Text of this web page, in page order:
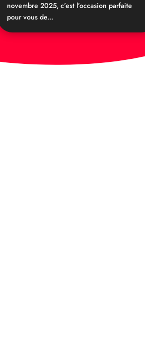
novembre 2025, c’est l’occasion parfaite
pour vous de...